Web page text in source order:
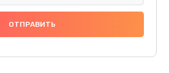
датчика